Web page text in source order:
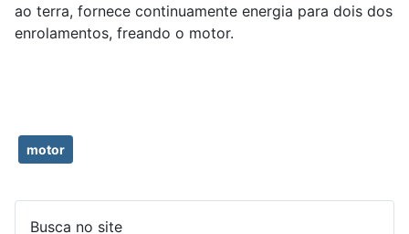
ao terra, fornece continuamente energia para dois dos
enrolamentos, freando o motor.
motor
Busca no site